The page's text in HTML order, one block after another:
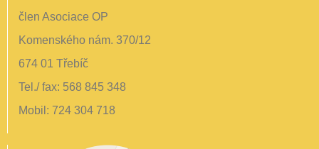
člen Asociace OP
Komenského nám. 370/12
674 01 Třebíč
Tel./ fax: 568 845 348
Mobil: 724 304 718